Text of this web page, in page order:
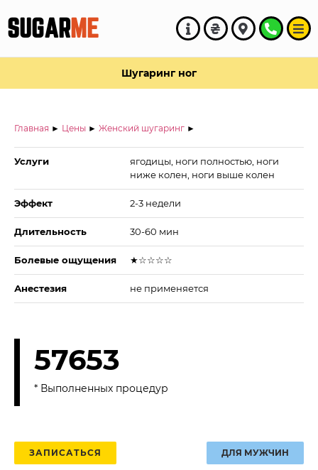
SUGARME
Шугаринг ног
Главная ► Цены ► Женский шугаринг ►
Услуги
ягодицы, ноги полностью, ноги
ниже колен, ноги выше колен
Эффект 2-3 недели
Длительность 30-60 мин
Болевые ощущения ★☆☆☆☆
Анестезия не применяется
57653
* Выполненных процедур
ЗАПИСАТЬСЯ ДЛЯ МУЖЧИН